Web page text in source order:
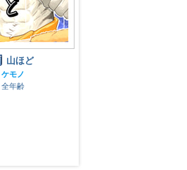
山ほど
ケモノ
全年齢